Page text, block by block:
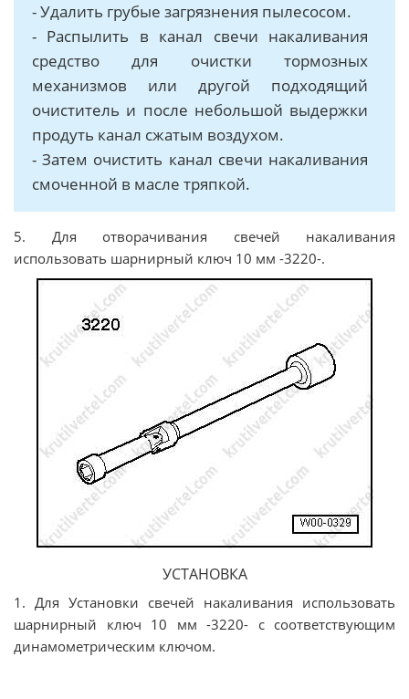
- Удалить грубые загрязнения пылесосом.
- Распылить в канал свечи накаливания
средство для очистки тормозных
механизмов или другой подходящий
очиститель и после небольшой выдержки
продуть канал сжатым воздухом.
- Затем очистить канал свечи накаливания
смоченной в масле тряпкой.
5. Для отворачивания свечей накаливания
использовать шарнирный ключ 10 мм -3220-.
УСТАНОВКА
1. Для Установки свечей накаливания использовать
шарнирный ключ 10 мм -3220- с соответствующим
динамометрическим ключом.